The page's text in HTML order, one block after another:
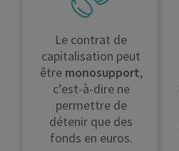
Le contrat de
capitalisation peut
être monosupport,
c’est-à-dire ne
permettre de
détenir que des
fonds en euros.